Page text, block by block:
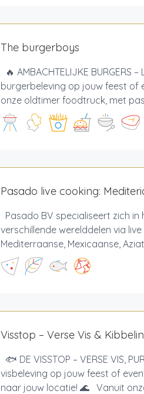
The burgerboys
🔥 AMBACHTELIJKE
burgerbeleving op jouw feest of
onze oldtimer foodtruck, met
Pasado live cooking:
Pasado BV specialiseert zich
verschillende werelddelen via
Mediterraanse, Mexicaanse,
Visstop – Verse Vis &
🐟 DE VISSTOP – VERSE VIS,
visbeleving op jouw feest of
naar jouw locatie! 🌊 Vanuit